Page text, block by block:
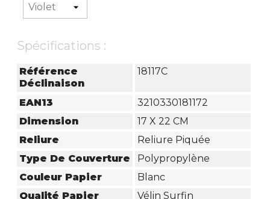
Spécifications :
Référence
Déclinaison
18117C
EAN13
3210330181172
Dimension
17 X 22 CM
Reliure
Reliure Piquée
Type De Couverture
Polypropylène
Couleur Papier
Blanc
Qualité Papier
Vélin Surfin